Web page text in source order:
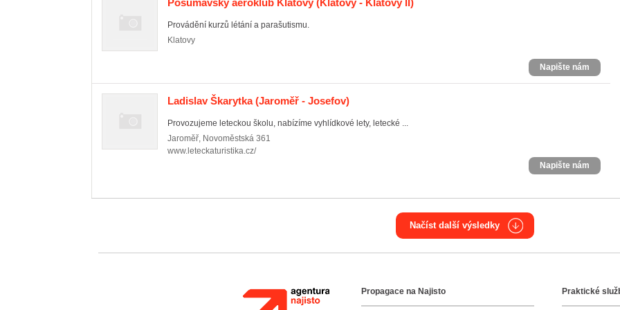
Pošumavský aeroklub Klatovy (Klatovy - Klatovy II)
Provádění kurzů létání a parašutismu.
Klatovy
Napište nám
Ladislav Škarytka(Jaroměř - Josefov)
Provozujeme leteckou školu, nabízíme vyhlídkové lety, letecké ...
Jaroměř, Novoměstská 361
www.leteckaturistika.cz/
Napište nám
Načíst další výsledky
Agentura NajistoPropagace na Najisto Praktické